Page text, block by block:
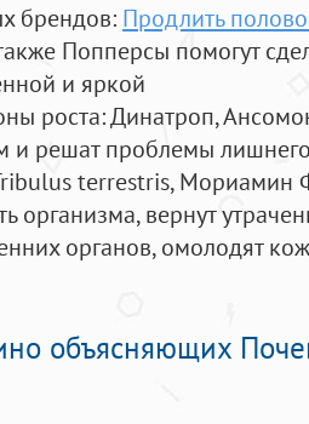
брендов: Продлить
Попперсы помогут
и яркой
роста: Динатроп,
и решат проблемы
terrestris, Мориамин
организма, вернут
органов, омолодят
объясняющих